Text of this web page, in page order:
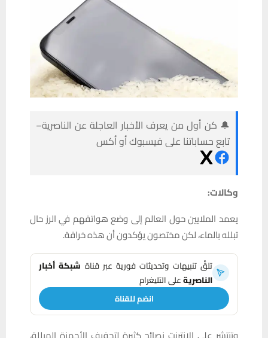
🔔 كن أول من يعرف الأخبار العاجلة عن الناصرية–
تابع حساباتنا على فيسبوك أو أكس
وكالات:
يعمد الملايين حول العالم إلى وضع هواتفهم في الرز حال
تبلله بالماء، لكن مختصون يؤكدون أن هذه خرافة.
تلقَّ تنبيهات وتحديثات فورية عبر قناة شبكة أخبار
الناصريةعلى التليغرام
انضم للقناة